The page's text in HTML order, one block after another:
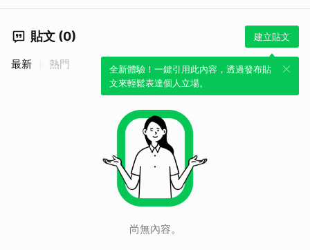
貼文 (0) 建立貼文
全新體驗！一鍵引用此內容，透過發布貼
文來輕鬆表達個人立場。
最新 熱門
尚無內容。